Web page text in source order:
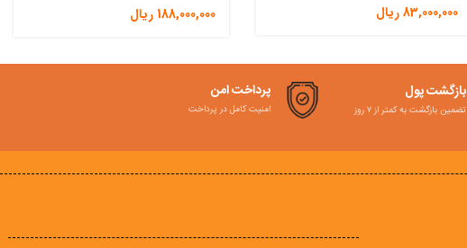
83,000,000ریال
188,000,000 ریال
بازگشت پول
تضمین بازگشت به کمتر از ۷ روز
پرداخت امن
امنیت کامل در پرداخت